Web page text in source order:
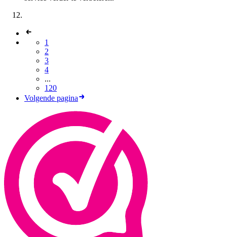
1
2
3
4
...
120
Volgende pagina